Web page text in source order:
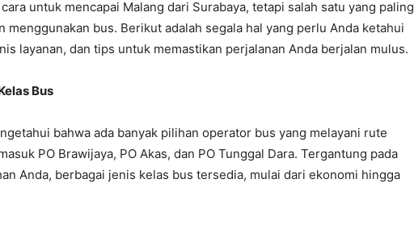
untuk mencapai Malang dari Surabaya, tetapi salah satu yang paling
menggunakan bus. Berikut adalah segala hal yang perlu Anda ketahui
layanan, dan tips untuk memastikan perjalanan Anda berjalan mulus.
Bus
bahwa ada banyak pilihan operator bus yang melayani rute
PO Brawijaya, PO Akas, dan PO Tunggal Dara. Tergantung pada
Anda, berbagai jenis kelas bus tersedia, mulai dari ekonomi hingga